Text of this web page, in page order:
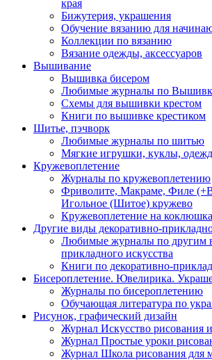
края
Бижутерия, украшения
Обучение вязанию для
Коллекции по вязанию
Вязание одежды, аксессуаров
Вышивание
Вышивка бисером
Любимые журналы по
Схемы для вышивки крестом
Книги по вышивке крестиком
Шитье, пэчворк
Любимые журналы по шитью
Мягкие игрушки, куклы,
Кружевоплетение
Журналы по кружевоплетению
Фриволите, Макраме, Филе
Игольное (Шитое) кружево
Кружевоплетение на
Другие виды декоративно-
Любимые журналы по другим
прикладного искусства
Книги по декоративно-
Бисероплетение. Ювелирика.
Журналы по бисероплетению
Обучающая литература по
Рисунок, графический дизайн
Журнал Искусство рисования
Журнал Простые уроки
Журнал Школа рисования для